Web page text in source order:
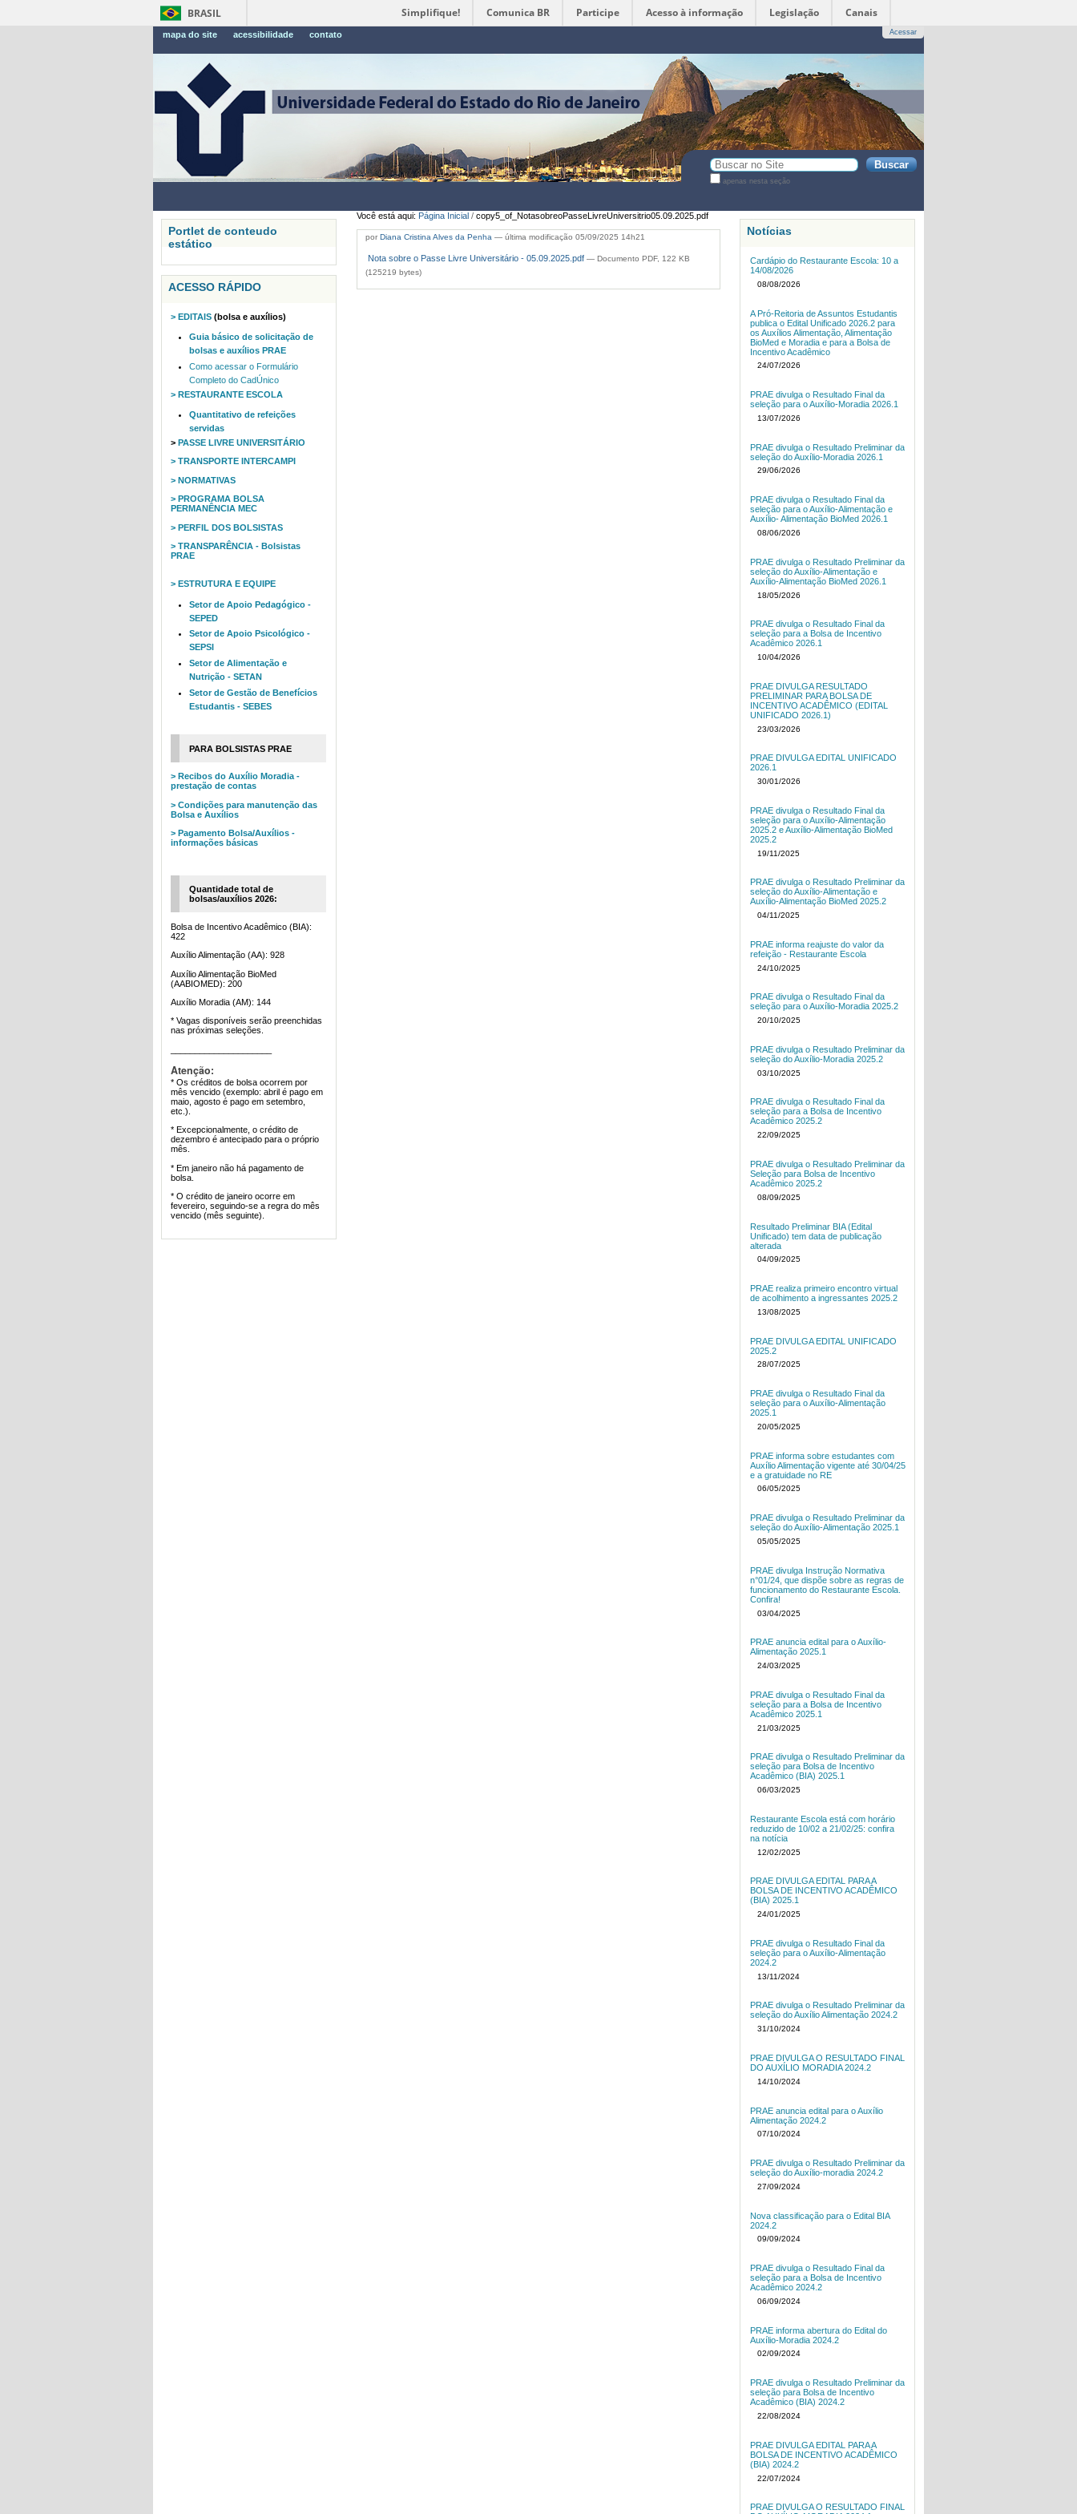
BRASIL Simplifique! Comunica BR Participe Acesso à informação Legislação Canais
mapa do site acessibilidade contato Acessar
Busca
apenas nesta seção
Você está aqui: Página Inicial /copy5_of_NotasobreoPasseLivreUniversitrio05.09.2025.pdf
porDiana Cristina Alves da Penha —última modificação 05/09/2025 14h21
Nota sobre o Passe Livre Universitário - 05.09.2025.pdf— Documento PDF, 122 KB
(125219 bytes)
Portlet de conteudo
estático
ACESSO RÁPIDO
> EDITAIS (bolsa e auxílios)
Guia básico de solicitação de
bolsas e auxílios PRAE
Como acessar o Formulário
Completo do CadÚnico
> RESTAURANTE ESCOLA
Quantitativo de refeições
servidas
> PASSE LIVRE UNIVERSITÁRIO
> TRANSPORTE INTERCAMPI
> NORMATIVAS
> PROGRAMA BOLSA
PERMANÊNCIA MEC
> PERFIL DOS BOLSISTAS
> TRANSPARÊNCIA - Bolsistas
PRAE
> ESTRUTURA E EQUIPE
Setor de Apoio Pedagógico -
SEPED
Setor de Apoio Psicológico -
SEPSI
Setor de Alimentação e
Nutrição - SETAN
Setor de Gestão de Benefícios
Estudantis - SEBES
PARA BOLSISTAS PRAE
> Recibos do Auxílio Moradia -
prestação de contas
> Condições para manutenção das
Bolsa e Auxílios
> Pagamento Bolsa/Auxílios -
informações básicas
Quantidade total de
bolsas/auxílios 2026:
Bolsa de Incentivo Acadêmico (BIA):
422
Auxílio Alimentação (AA): 928
Auxílio Alimentação BioMed
(AABIOMED): 200
Auxílio Moradia (AM): 144
* Vagas disponíveis serão preenchidas
nas próximas seleções.
Atenção:
* Os créditos de bolsa ocorrem por
mês vencido (exemplo: abril é pago em
maio, agosto é pago em setembro,
etc.).
* Excepcionalmente, o crédito de
dezembro é antecipado para o próprio
mês.
* Em janeiro não há pagamento de
bolsa.
* O crédito de janeiro ocorre em
fevereiro, seguindo-se a regra do mês
vencido (mês seguinte).
Notícias
Cardápio do Restaurante Escola: 10 a
14/08/2026
08/08/2026
A Pró-Reitoria de Assuntos Estudantis
publica o Edital Unificado 2026.2 para
os Auxílios Alimentação, Alimentação
BioMed e Moradia e para a Bolsa de
Incentivo Acadêmico
24/07/2026
PRAE divulga o Resultado Final da
seleção para o Auxílio-Moradia 2026.1
13/07/2026
PRAE divulga o Resultado Preliminar da
seleção do Auxílio-Moradia 2026.1
29/06/2026
PRAE divulga o Resultado Final da
seleção para o Auxílio-Alimentação e
Auxílio- Alimentação BioMed 2026.1
08/06/2026
PRAE divulga o Resultado Preliminar da
seleção do Auxílio-Alimentação e
Auxílio-Alimentação BioMed 2026.1
18/05/2026
PRAE divulga o Resultado Final da
seleção para a Bolsa de Incentivo
Acadêmico 2026.1
10/04/2026
PRAE DIVULGA RESULTADO
PRELIMINAR PARA BOLSA DE
INCENTIVO ACADÊMICO (EDITAL
UNIFICADO 2026.1)
23/03/2026
PRAE DIVULGA EDITAL UNIFICADO
2026.1
30/01/2026
PRAE divulga o Resultado Final da
seleção para o Auxílio-Alimentação
2025.2 e Auxílio-Alimentação BioMed
2025.2
19/11/2025
PRAE divulga o Resultado Preliminar da
seleção do Auxílio-Alimentação e
Auxílio-Alimentação BioMed 2025.2
04/11/2025
PRAE informa reajuste do valor da
refeição - Restaurante Escola
24/10/2025
PRAE divulga o Resultado Final da
seleção para o Auxílio-Moradia 2025.2
20/10/2025
PRAE divulga o Resultado Preliminar da
seleção do Auxílio-Moradia 2025.2
03/10/2025
PRAE divulga o Resultado Final da
seleção para a Bolsa de Incentivo
Acadêmico 2025.2
22/09/2025
PRAE divulga o Resultado Preliminar da
Seleção para Bolsa de Incentivo
Acadêmico 2025.2
08/09/2025
Resultado Preliminar BIA (Edital
Unificado) tem data de publicação
alterada
04/09/2025
PRAE realiza primeiro encontro virtual
de acolhimento a ingressantes 2025.2
13/08/2025
PRAE DIVULGA EDITAL UNIFICADO
2025.2
28/07/2025
PRAE divulga o Resultado Final da
seleção para o Auxílio-Alimentação
2025.1
20/05/2025
PRAE informa sobre estudantes com
Auxílio Alimentação vigente até 30/04/25
e a gratuidade no RE
06/05/2025
PRAE divulga o Resultado Preliminar da
seleção do Auxílio-Alimentação 2025.1
05/05/2025
PRAE divulga Instrução Normativa
n°01/24, que dispõe sobre as regras de
funcionamento do Restaurante Escola.
Confira!
03/04/2025
PRAE anuncia edital para o Auxílio-
Alimentação 2025.1
24/03/2025
PRAE divulga o Resultado Final da
seleção para a Bolsa de Incentivo
Acadêmico 2025.1
21/03/2025
PRAE divulga o Resultado Preliminar da
seleção para Bolsa de Incentivo
Acadêmico (BIA) 2025.1
06/03/2025
Restaurante Escola está com horário
reduzido de 10/02 a 21/02/25: confira
na notícia
12/02/2025
PRAE DIVULGA EDITAL PARA A
BOLSA DE INCENTIVO ACADÊMICO
(BIA) 2025.1
24/01/2025
PRAE divulga o Resultado Final da
seleção para o Auxílio-Alimentação
2024.2
13/11/2024
PRAE divulga o Resultado Preliminar da
seleção do Auxílio Alimentação 2024.2
31/10/2024
PRAE DIVULGA O RESULTADO FINAL
DO AUXÍLIO MORADIA 2024.2
14/10/2024
PRAE anuncia edital para o Auxílio
Alimentação 2024.2
07/10/2024
PRAE divulga o Resultado Preliminar da
seleção do Auxílio-moradia 2024.2
27/09/2024
Nova classificação para o Edital BIA
2024.2
09/09/2024
PRAE divulga o Resultado Final da
seleção para a Bolsa de Incentivo
Acadêmico 2024.2
06/09/2024
PRAE informa abertura do Edital do
Auxílio-Moradia 2024.2
02/09/2024
PRAE divulga o Resultado Preliminar da
seleção para Bolsa de Incentivo
Acadêmico (BIA) 2024.2
22/08/2024
PRAE DIVULGA EDITAL PARA A
BOLSA DE INCENTIVO ACADÊMICO
(BIA) 2024.2
22/07/2024
PRAE DIVULGA O RESULTADO FINAL